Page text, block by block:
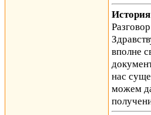
вполне
нас
можем